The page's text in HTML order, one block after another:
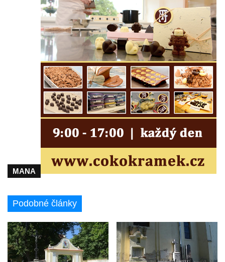
Pomník obětem 2. světové války v parku
Walthera von der Vogelweide v Duchcově
Památník obětem holokaustu v Lipové ulici
v Duchcově
Pomník obětem válek v Jeníkově
Pamětní deska obětem 1. světové války na
kapli Panny Marie v Lahošti
Pomník obětem 2. světové války v parku v
Pomník obětem bombardování 8. 5. 1945 v
ulici U Plovárny ve Frýdlantu
Pamětní deska Rumburské vzpoury na
Socha Nepokořený v parku Rumburské
vzpoury v Rumburku
Pamětní deska obětem holokaustu u
židovského hřbitova v Kovanicích
Pamětní deska legionářům na Obecním
MANA
Podobné články